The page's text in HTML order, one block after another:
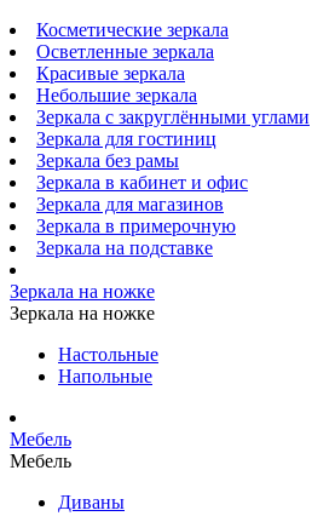
Косметические зеркала
Осветленные зеркала
Красивые зеркала
Небольшие зеркала
Зеркала с закруглёнными углами
Зеркала для гостиниц
Зеркала без рамы
Зеркала в кабинет и офис
Зеркала для магазинов
Зеркала в примерочную
Зеркала на подставке
Зеркала на ножке
Зеркала на ножке
Настольные
Напольные
Мебель
Мебель
Диваны